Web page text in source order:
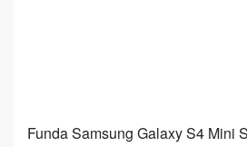
Funda Samsung Galaxy S4 Mini